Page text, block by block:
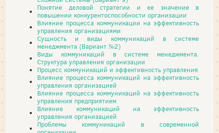
Понятие деловой стратегии и ее значение в
повышении конкурентоспособности организации
Влияние процесса коммуникации на эффективность
управления организациями
Сущность и виды коммуникаций в системе
менеджмента (Вариант №2)
Виды коммуникаций в системе менеджмента.
Структура управления организации
Процесс коммуникаций и эффективность управления
Влияние процесса коммуникаций на эффективность
управления организацией
Влияние процесса коммуникаций на эффективность
управления предприятием
Влияние коммуникаций на эффективность
управления организацией
Проблемы коммуникаций в современной